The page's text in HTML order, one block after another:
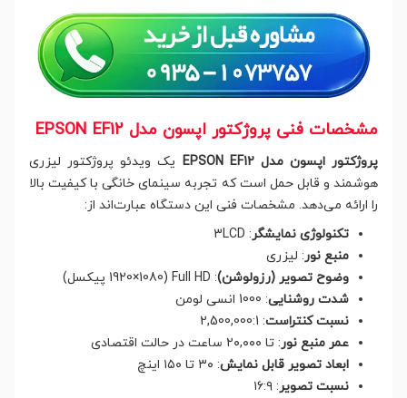
مشخصات فنی پروژکتور اپسون مدل EPSON EF12
پروژکتور اپسون مدل EPSON EF12
یک ویدئو پروژکتور لیزری
هوشمند و قابل حمل است که تجربه سینمای خانگی با کیفیت بالا
را ارائه می‌دهد. مشخصات فنی این دستگاه عبارت‌اند از:
تکنولوژی نمایشگر : 3LCD
منبع نور : لیزری
وضوح تصویر (رزولوشن): Full HD (1920×1080 پیکسل)
شدت روشنایی: 1000 انسی لومن
نسبت کنتراست: 2,500,000:1
عمر منبع نور : تا ۲۰,۰۰۰ ساعت در حالت اقتصادی
ابعاد تصویر قابل نمایش: ۳۰ تا ۱۵۰ اینچ
نسبت تصویر : ۱۶:۹